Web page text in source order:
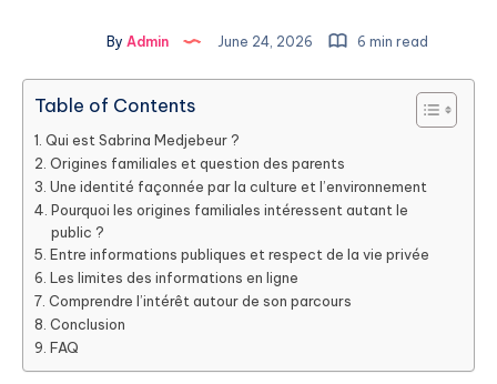
By Admin June 24, 2026 6 min read
Table of Contents
Qui est Sabrina Medjebeur ?
Origines familiales et question des parents
Une identité façonnée par la culture et l’environnement
Pourquoi les origines familiales intéressent autant le
public ?
Entre informations publiques et respect de la vie privée
Les limites des informations en ligne
Comprendre l’intérêt autour de son parcours
Conclusion
FAQ